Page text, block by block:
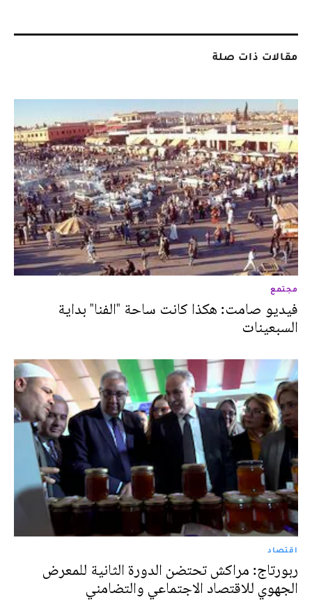
مقالات ذات صلة
مجتمع
فيديو صامت: هكذا كانت ساحة "الفنا" بداية
السبعينات
اقتصاد
ربورتاج: مراكش تحتضن الدورة الثانية للمعرض
الجهوي للاقتصاد الاجتماعي والتضامني